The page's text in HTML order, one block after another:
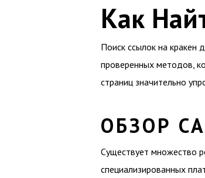
Как
Поиск ссылок на кракен
проверенных методов,
страниц значительно
ОБЗОР
Существует множество
специализированных